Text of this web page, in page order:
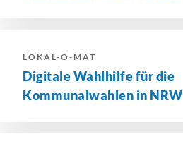
LOKAL-O-MAT
Digitale Wahlhilfe für die
Kommunalwahlen in NRW